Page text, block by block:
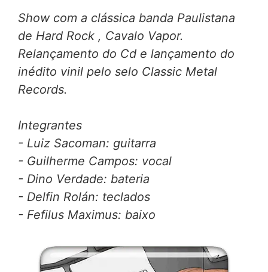
Show com a clássica banda Paulistana
de Hard Rock , Cavalo Vapor.
Relançamento do Cd e lançamento do
inédito vinil pelo selo Classic Metal
Records.
Integrantes
- Luiz Sacoman: guitarra
- Guilherme Campos: vocal
- Dino Verdade: bateria
- Delfin Rolán: teclados
- Fefilus Maximus: baixo